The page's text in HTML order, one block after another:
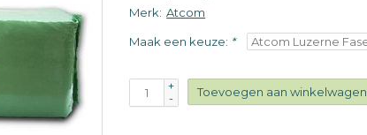
Merk: Atcom
Maak een keuze: *
+
-
Toevoegen aan winkelwagen